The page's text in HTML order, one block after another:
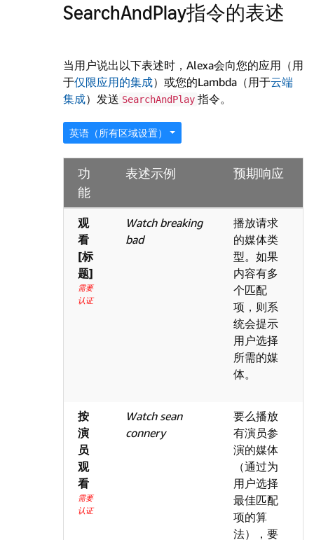
SearchAndPlay指令的表述
当用户说出以下表述时，Alexa会向您的应用（用
于仅限应用的集成）或您的Lambda（用于云端
集成）发送 SearchAndPlay 指令。
英语（所有区域设置）
功
能
表述示例 预期响应
观
看
[标
题]
需要
认证
Watch breaking
bad
播放请求
的媒体类
型。如果
内容有多
个匹配
项，则系
统会提示
用户选择
所需的媒
体。
按
演
员
观
看
需要
认证
Watch sean
connery
要么播放
有演员参
演的媒体
（通过为
用户选择
最佳匹配
项的算
法），要